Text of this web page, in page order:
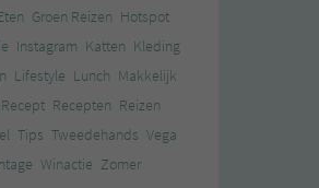
Groen Reizen Hotspot
Instagram Katten Kleding
Lifestyle Lunch Makkelijk
Recept Recepten Reizen
Tips Tweedehands Vega
Winactie Zomer